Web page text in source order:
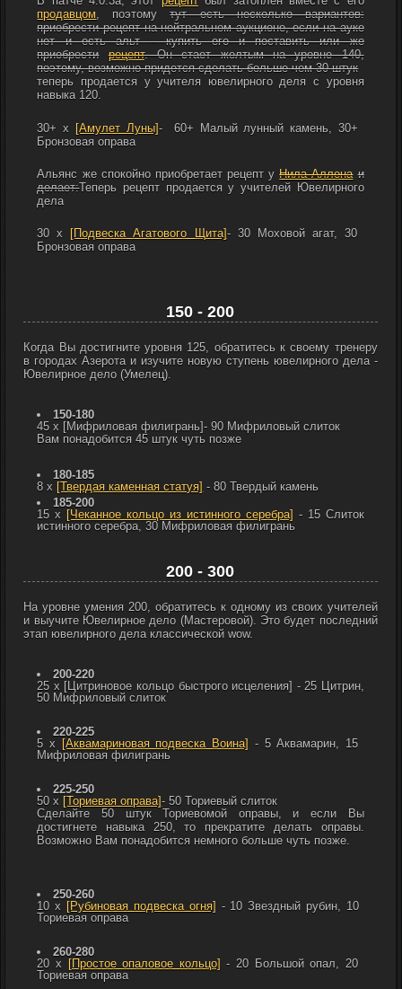
продавцом, поэтомутут есть несколько вариантов:
приобрести рецепт на нейтральном аукционе, если на ауке
нет и есть альт – купить его и поставить или же
приобрести
рецепт. Он стает желтым на уровне 140,
поэтому, возможно придется сделать больше чем 30 штук
теперь продается у учителя ювелирного деля с уровня
навыка 120.
30+ х [Амулет Луны]- 60+ Малый лунный камень, 30+
Бронзовая оправа
Альянс же спокойно приобретает рецепт уНила Аллена и
делает:Теперь рецепт продается у учителей Ювелирного
дела
30 x [Подвеска Агатового Щита]- 30
Моховой агат, 30
Бронзовая оправа
150 - 200
Когда Вы достигните уровня 125, обратитесь к своему тренеру
в городах Азерота и изучите новую ступень ювелирного дела -
Ювелирное дело (Умелец).
150-180
45 x [Мифриловая филигрань]- 90 Мифриловый слиток
Вам понадобится 45 штук чуть позже
180-185
8 х [Твердая каменная статуя] - 80Твердый камень
185-200
15 x [Чеканное кольцо из истинного серебра] - 15 Слиток
истинного серебра, 30 Мифриловая филигрань
200 - 300
На уровне умения 200, обратитесь к одному из своих учителей
и выучите Ювелирное дело (Мастеровой). Это будет последний
этап ювелирного дела классической wow.
200-220
25 x [Цитриновое кольцо быстрого исцеления] - 25 Цитрин,
50 Мифриловый слиток
220-225
5 x
[Аквамариновая подвеска Воина] - 5Аквамарин, 15
Мифриловая филигрань
225-250
50 x [Ториевая оправа]- 50Ториевый слиток
Сделайте 50 штукТориевомой оправы, и если Вы
достигнете навыка 250, то прекратите делать оправы.
Возможно Вам понадобится немного больше чуть позже.
250-260
10 x [Рубиновая подвеска огня] - 10Звездный рубин, 10
Ториевая оправа
260-280
20 x
[Простое опаловое кольцо] - 20 Большой опал, 20
Ториевая оправа